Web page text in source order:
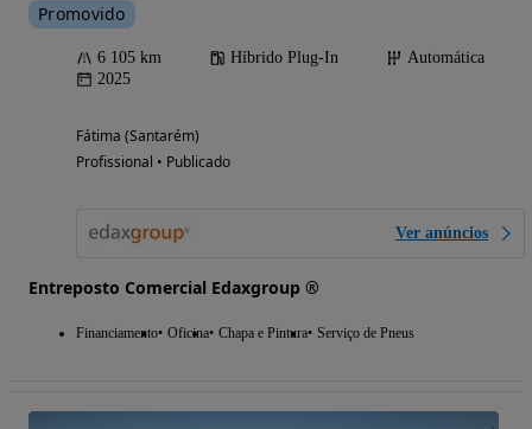
Promovido
6 105 km Híbrido Plug-In
Automática
2025
Fátima (Santarém)
Profissional • Publicado
Ver anúncios
Entreposto Comercial Edaxgroup ®
Financiamento Oficina Chapa e Pintura Serviço de Pneus